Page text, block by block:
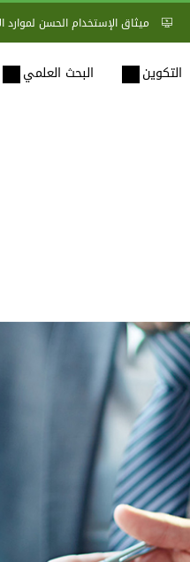
ميثاق الإستخدام الحسن لموارد
التكوين البحث العلمي